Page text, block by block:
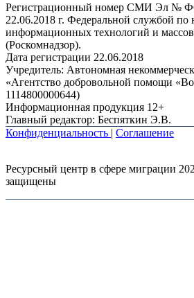
Регистрационный номер СМИ Эл №
22.06.2018 г. Федеральной службой по
информационных технологий и
(Роскомнадзор).
Дата регистрации 22.06.2018
Учредитель: Автономная
«Агентство добровольной помощи
1114800000644)
Информационная продукция 12+
Главный редактор: Беспяткин Э.В.
Конфиденциальность | Соглашение
Ресурсный центр в сфере миграции
защищены